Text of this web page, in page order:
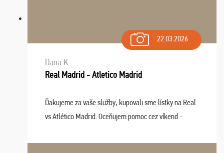
22.03.2026
Dana K.
Real Madrid - Atletico Madrid
Ďakujeme za vaše služby, kupovali sme lístky na Real
vs Atlético Madrid. Oceňujem pomoc cez víkend -
spokojnosti. Sedenie bolo dobré, štadión Barnabéu ...